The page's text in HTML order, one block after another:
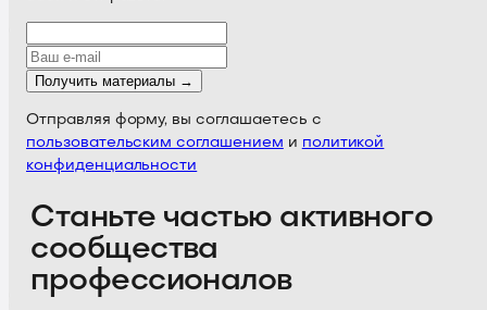
Получить материалы →
Отправляя форму, вы соглашаетесь с
пользовательским соглашением и политикой
конфиденциальности
Станьте частью активного
сообщества
профессионалов